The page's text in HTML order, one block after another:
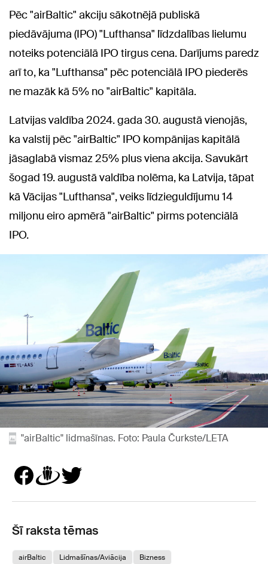
Pēc "airBaltic" akciju sākotnējā publiskā
piedāvājuma (IPO) "Lufthansa" līdzdalības lielumu
noteiks potenciālā IPO tirgus cena. Darījums paredz
arī to, ka "Lufthansa" pēc potenciālā IPO piederēs
ne mazāk kā 5% no "airBaltic" kapitāla.
Latvijas valdība 2024. gada 30. augustā vienojās,
ka valstij pēc "airBaltic" IPO kompānijas kapitālā
jāsaglabā vismaz 25% plus viena akcija. Savukārt
šogad 19. augustā valdība nolēma, ka Latvija, tāpat
kā Vācijas "Lufthansa", veiks līdzieguldījumu 14
miljonu eiro apmērā "airBaltic" pirms potenciālā
IPO.
"airBaltic" lidmašīnas. Foto: Paula Čurkste/LETA
Šī raksta tēmas
airBaltic Lidmašīnas/Aviācija Bizness